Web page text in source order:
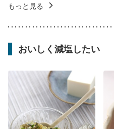
もっと見る
おいしく減塩したい